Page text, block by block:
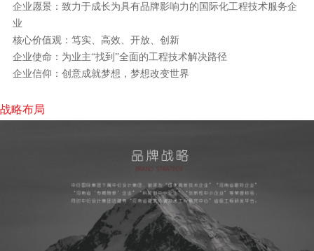
企业愿景：致力于成长为具有品牌影响力的国际化工程技术服务企
业
核心价值观：笃实、高效、开放、创新
企业使命：为业主“找到”全面的工程技术解决路径
企业信仰：创意成就梦想，梦想改变世界
战略布局